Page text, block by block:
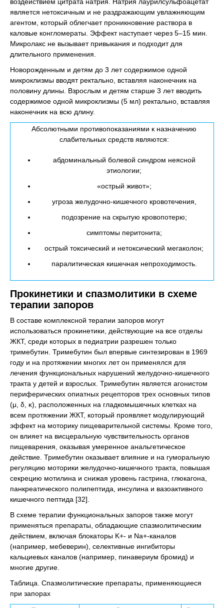
является нетоксичным и не раздражающим увлажняющим
агентом, который облегчает проникновение раствора в
каловые конгломераты. Эффект наступает через 5–15 мин.
Микролакс не вызывает привыкания и подходит для
длительного применения.
Новорожденным и детям до 3 лет содержимое одной
микроклизмы вводят ректально, вставляя наконечник на
половину длины. Взрослым и детям старше 3 лет вводить
содержимое одной микроклизмы (5 мл) ректально, вставляя
наконечник на всю длину.
Абсолютными противопоказаниями к назначению
слабительных средств являются:
абдоминальный болевой синдром неясной
этиологии;
«острый живот»;
угроза желудочно-кишечного кровотечения,
подозрение на скрытую кровопотерю;
симптомы перитонита;
острый токсический и нетоксический мегаколон;
паралитическая кишечная непроходимость.
Прокинетики и спазмолитики в схеме
терапии запоров
В составе комплексной терапии запоров могут
использоваться прокинетики, действующие на все отделы
ЖКТ, среди которых в педиатрии разрешен только
тримебутин. Тримебутин был впервые синтезирован в 1969
году и на протяжении многих лет он применялся для
лечения функциональных нарушений желудочно-кишечного
тракта у детей и взрослых. Тримебутин является агонистом
периферических опиатных рецепторов трех основных типов
(μ, δ, κ), расположенных на гладкомышечных клетках на
всем протяжении ЖКТ, который проявляет модулирующий
эффект на моторику пищеварительной системы. Кроме того,
он влияет на висцеральную чувствительность органов
пищеварения, оказывая умеренное анальгетическое
действие. Тримебутин оказывает влияние и на гуморальную
регуляцию моторики желудочно-кишечного тракта, повышая
секрецию мотилина и снижая уровень гастрина, глюкагона,
панкреатического полипептида, инсулина и вазоактивного
кишечного пептида [32].
В схеме терапии функциональных запоров также могут
применяться препараты, обладающие спазмолитическим
действием, включая блокаторы K+- и Na+-каналов
(например, мебеверин), селективные ингибиторы
кальциевых каналов (например, пинавериум бромид) и
многие другие.
Таблица. Спазмолитические препараты, применяющиеся
при запорах